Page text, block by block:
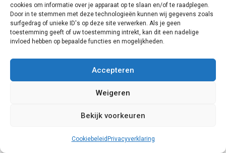
cookies om informatie over je apparaat op te slaan en/of te raadplegen.
Door in te stemmen met deze technologieën kunnen wij gegevens zoals
surfgedrag of unieke ID's op deze site verwerken. Als je geen
toestemming geeft of uw toestemming intrekt, kan dit een nadelige
invloed hebben op bepaalde functies en mogelijkheden.
Accepteren
Weigeren
Bekijk voorkeuren
Cookiebeleid Privacyverklaring
Finstral liggen relatief hoog, maar bij dit
merk krijgt u zeker waar voor u geld.
verschillende producten. Als u op zoek